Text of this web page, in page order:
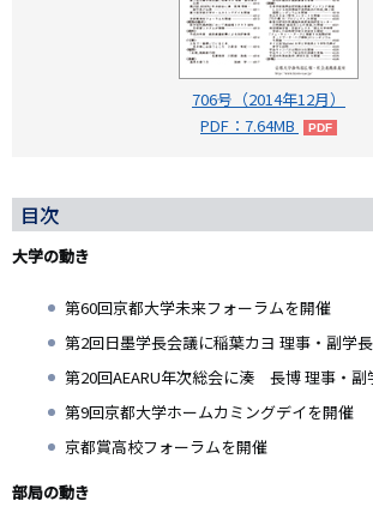
706号（2014年12月）
PDF：7.64MB
目次
大学の動き
第60回京都大学未来フォーラムを開催
第2回日墨学長会議に稲葉カヨ 理事・副学
第20回AEARU年次総会に湊 長博 理事・副
第9回京都大学ホームカミングデイを開催
京都賞高校フォーラムを開催
部局の動き